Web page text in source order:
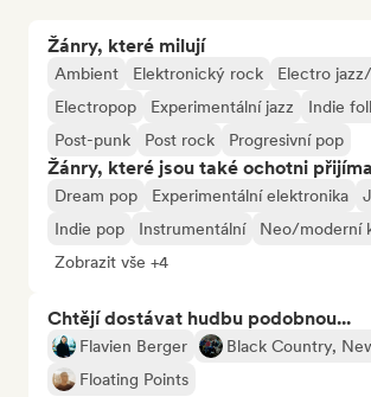
Žánry, které milují
Ambient Elektronický rock
Electro
Electropop
Experimentální jazz Indie
Post-punk
Post rock Progresivní pop
Žánry, které jsou také ochotni
Dream pop Experimentální elektronika
Indie pop
Instrumentální
Neo/moderní
Zobrazit vše +4
Chtějí dostávat hudbu podobnou...
Flavien Berger
Black Country,
Floating Points